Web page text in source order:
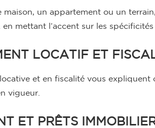
maison, un appartement ou un
mettant l’accent sur les spécificités
LOCATIF ET
et en fiscalité vous
vigueur.
ET PRÊTS